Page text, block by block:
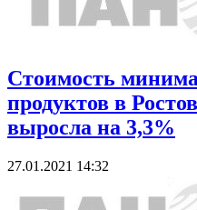
Стоимость
продуктов в
выросла на 3,3%
27.01.2021 14:32